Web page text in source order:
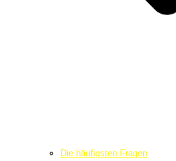
Die häufigsten Fragen